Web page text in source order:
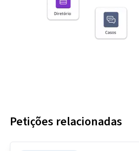
Petições relacionadas